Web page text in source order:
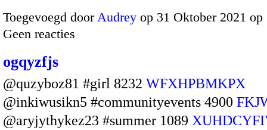
Toegevoegd door Audrey op 31 Oktober 2021
Geen reacties
ogqyzfjs
@quzyboz81 #girl 8232 WFXHPBMKPX
@inkiwusikn5 #communityevents 4900
@aryjythykez23 #summer 1089